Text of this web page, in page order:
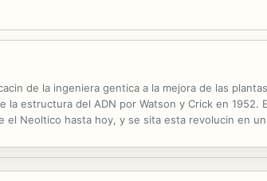
de la ingeniera gentica a la mejora de las
estructura del ADN por Watson y Crick en 1952.
el Neoltico hasta hoy, y se sita esta revolucin en